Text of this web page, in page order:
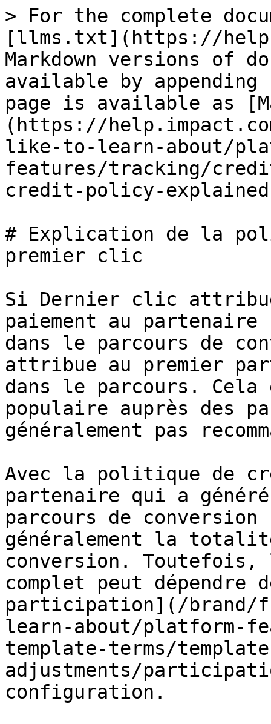
> For the complete
[llms.txt](https://
Markdown versions of
available by
page is available as
(https://
like-to-learn-about/
features/tracking/
credit-policy-
# Explication de la
premier clic
Si Dernier clic
paiement au
dans le parcours de
attribue au premier
dans le parcours. Cela
populaire auprès des
généralement pas
Avec la politique de
partenaire qui a
parcours de
généralement la
conversion.
complet peut dépendre
participation](/brand/
learn-about/platform-
template-terms/
adjustments/
configuration.